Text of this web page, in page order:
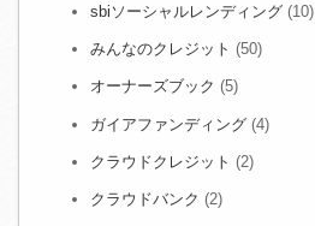
sbiソーシャルレンディング (10)
みんなのクレジット (50)
オーナーズブック (5)
ガイアファンディング (4)
クラウドクレジット (2)
クラウドバンク (2)